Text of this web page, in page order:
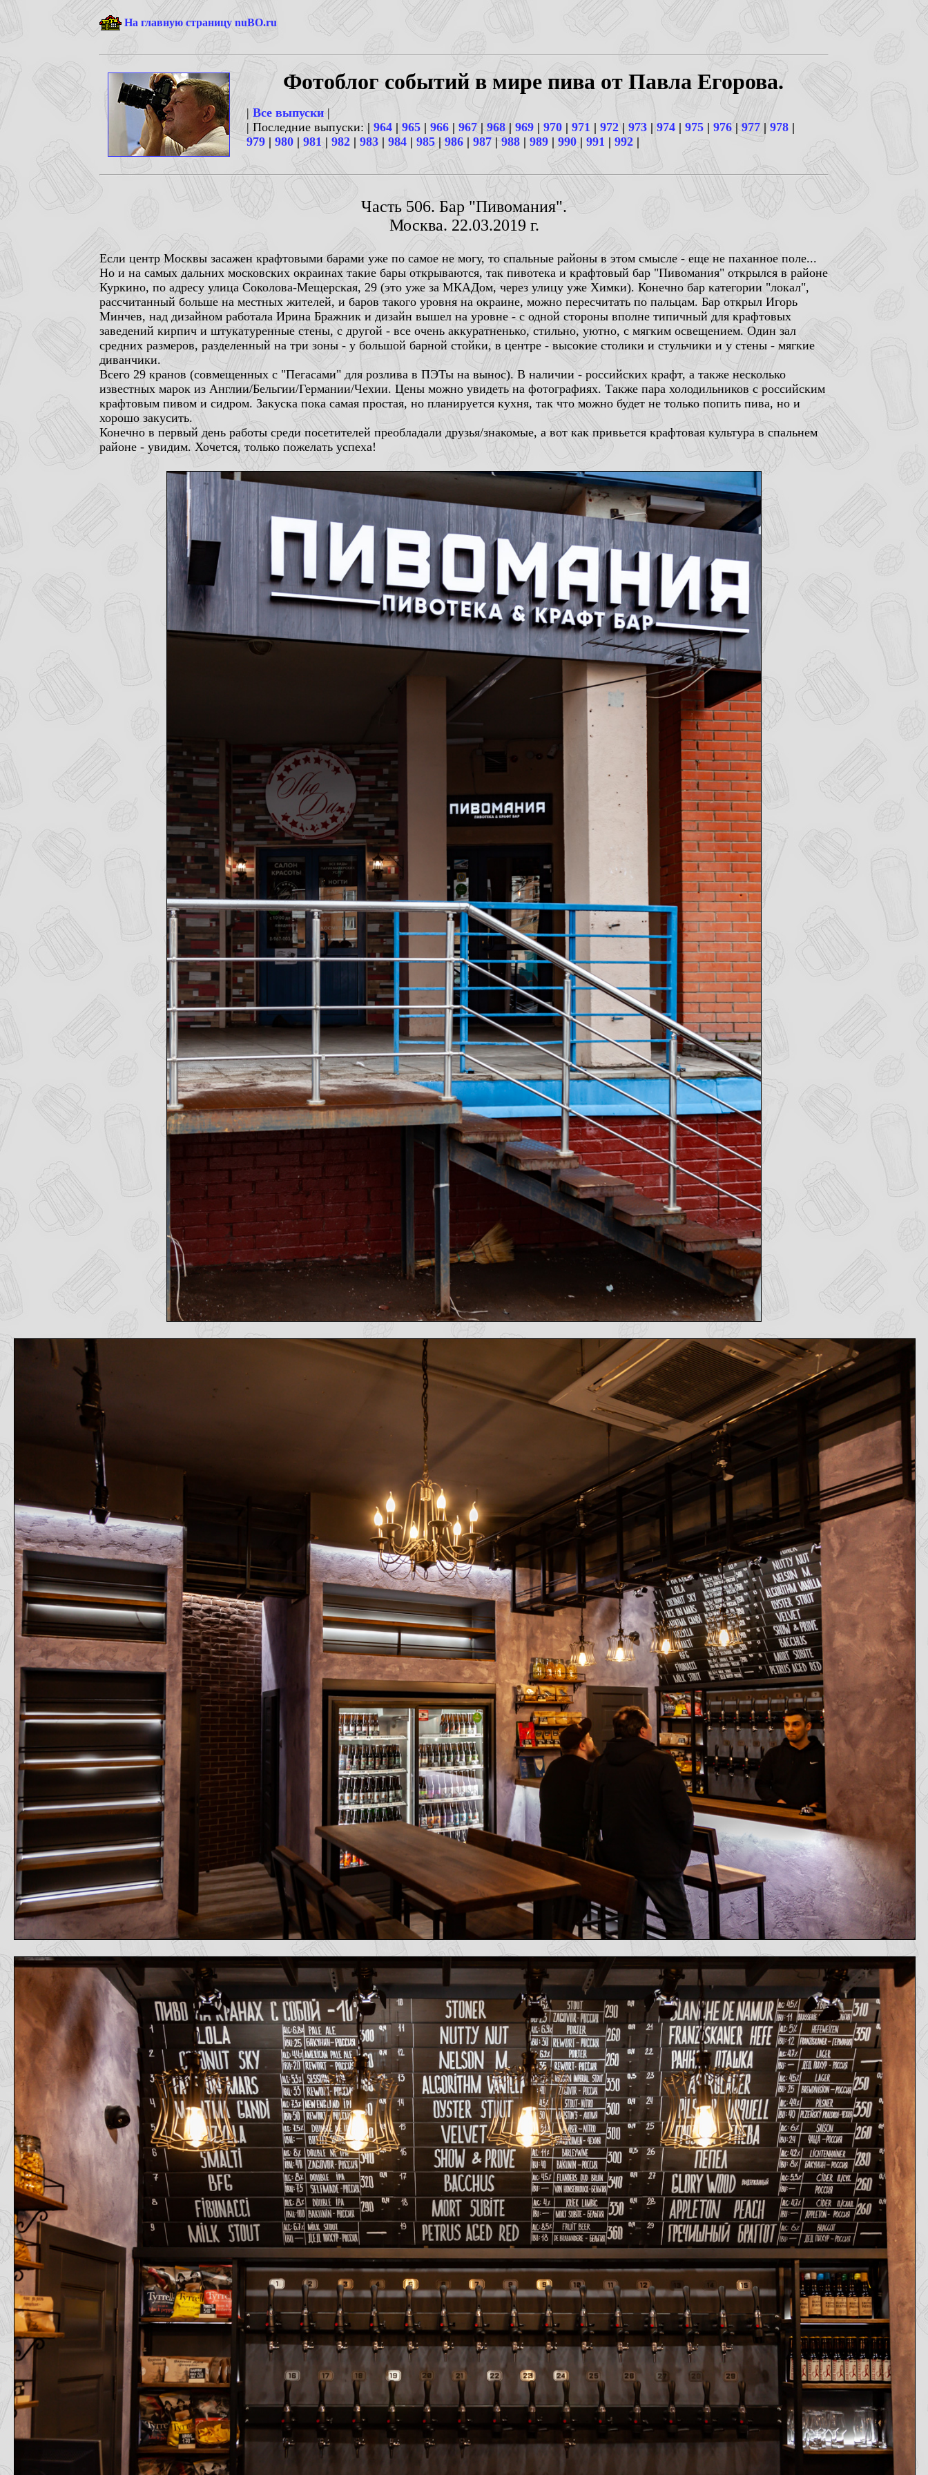
На главную страницу nuBO.ru
Фотоблог событий в мире пива от Павла Егорова.
| Все выпуски |
| Последние выпуски: | 964 | 965 | 966 | 967| 968 | 969 | 970 | 971 | 972 | 973 | 974 | 975 | 976| 977 | 978 |
979 | 980 | 981 | 982 | 983 | 984 | 985 | 986 | 987|988 | 989 | 990 | 991 | 992 |
Часть 506. Бар "Пивомания".
Москва. 22.03.2019 г.
Если центр Москвы засажен крафтовыми барами уже по самое не могу, то спальные районы в этом смысле - еще не паханное поле...
Но и на самых дальних московских окраинах такие бары открываются, так пивотека и крафтовый бар "Пивомания" открылся в районе
Куркино, по адресу улица Соколова-Мещерская, 29 (это уже за МКАДом, через улицу уже Химки). Конечно бар категории "локал",
рассчитанный больше на местных жителей, и баров такого уровня на окраине, можно пересчитать по пальцам. Бар открыл Игорь
Минчев, над дизайном работала Ирина Бражник и дизайн вышел на уровне - с одной стороны вполне типичный для крафтовых
заведений кирпич и штукатуренные стены, с другой - все очень аккуратненько, стильно, уютно, с мягким освещением. Один зал
средних размеров, разделенный на три зоны - у большой барной стойки, в центре - высокие столики и стульчики и у стены - мягкие
диванчики.
Всего 29 кранов (совмещенных с "Пегасами" для розлива в ПЭТы на вынос). В наличии - российских крафт, а также несколько
известных марок из Англии/Бельгии/Германии/Чехии. Цены можно увидеть на фотографиях. Также пара холодильников с российским
крафтовым пивом и сидром. Закуска пока самая простая, но планируется кухня, так что можно будет не только попить пива, но и
хорошо закусить.
Конечно в первый день работы среди посетителей преобладали друзья/знакомые, а вот как привьется крафтовая культура в спальнем
районе - увидим. Хочется, только пожелать успеха!